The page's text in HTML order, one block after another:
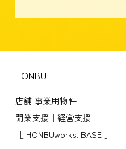
HONBU
店舗 事業用物件
開業支援｜経営支援
［ HONBUworks. BASE ］